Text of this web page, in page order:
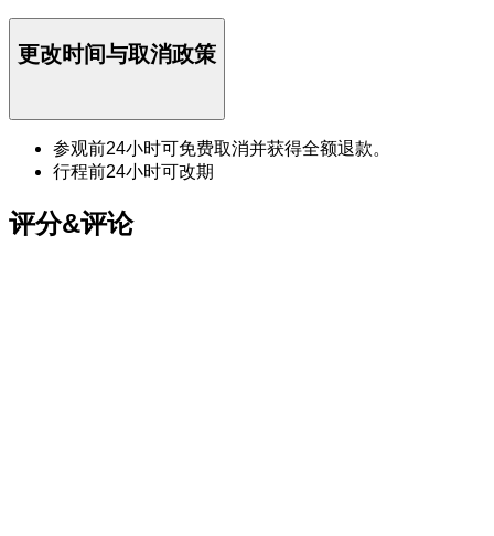
更改时间与取消政策
参观前24小时可免费取消并获得全额退款。
行程前24小时可改期
评分&评论